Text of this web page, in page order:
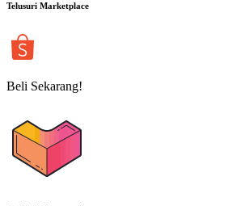
Telusuri Marketplace
Beli Sekarang!